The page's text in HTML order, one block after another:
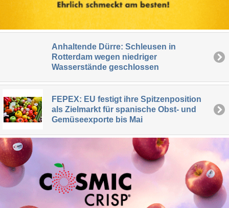
Anhaltende Dürre: Schleusen in
Rotterdam wegen niedriger
Wasserstände geschlossen
FEPEX: EU festigt ihre Spitzenposition
als Zielmarkt für spanische Obst- und
Gemüseexporte bis Mai